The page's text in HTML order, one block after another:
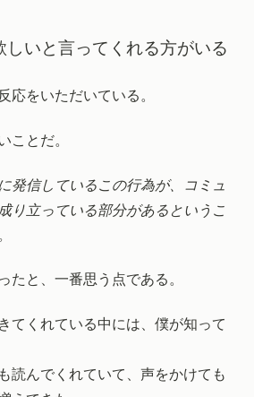
しいと言ってくれる方がいる
応をいただいている。
ことだ。
発信しているこの行為が、コミュ
り立っている部分があるというこ
たと、一番思う点である。
てくれている中には、僕が知って
読んでくれていて、声をかけても